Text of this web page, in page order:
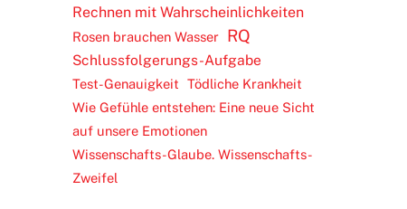
Rechnen mit Wahrscheinlichkeiten
Rosen brauchen Wasser RQ
Schlussfolgerungs-Aufgabe
Test-Genauigkeit Tödliche Krankheit
Wie Gefühle entstehen: Eine neue Sicht
auf unsere Emotionen
Wissenschafts-Glaube. Wissenschafts-
Zweifel